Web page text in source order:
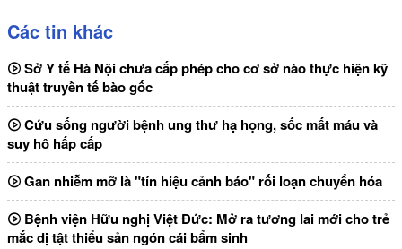
Các tin khác
Sở Y tế Hà Nội chưa cấp phép cho cơ sở nào thực hiện kỹ
thuật truyền tế bào gốc
Cứu sống người bệnh ung thư hạ họng, sốc mất máu và
suy hô hấp cấp
Gan nhiễm mỡ là "tín hiệu cảnh báo" rối loạn chuyển hóa
Bệnh viện Hữu nghị Việt Đức: Mở ra tương lai mới cho trẻ
mắc dị tật thiểu sản ngón cái bẩm sinh